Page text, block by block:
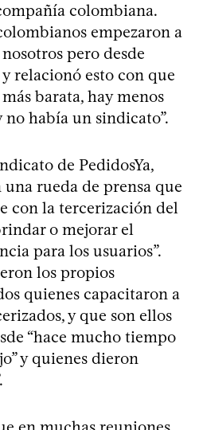
colombiana.
empezaron a
pero desde
relacionó esto con que
barata, hay menos
no había un sindicato”.
de PedidosYa,
rueda de prensa que
con la tercerización del
o mejorar el
para los usuarios”.
los propios
quienes capacitaron a
y que son ellos
“hace mucho tiempo
y quienes dieron